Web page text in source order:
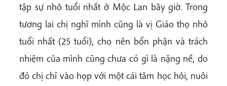
tập sự nhỏ tuổi nhất ở Mộc Lan bây giờ. Trong
tương lai chị nghĩ mình cũng là vị Giáo thọ nhỏ
tuổi nhất (25 tuổi), cho nên bổn phận và trách
nhiệm của mình cũng chưa có gì là nặng nề, do
đó chị chỉ vào họp với một cái tâm học hỏi, nuôi